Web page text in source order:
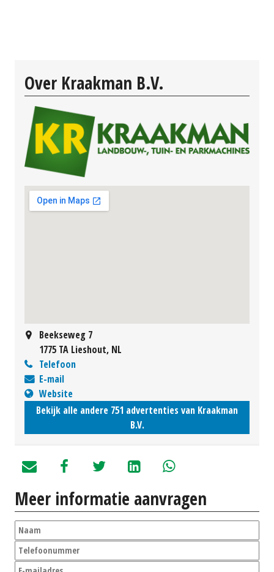
Over Kraakman B.V.
Beekseweg 7
1775 TA Lieshout, NL
Telefoon
E-mail
Website
Bekijk alle andere 751 advertenties van Kraakman
B.V.
Meer informatie aanvragen